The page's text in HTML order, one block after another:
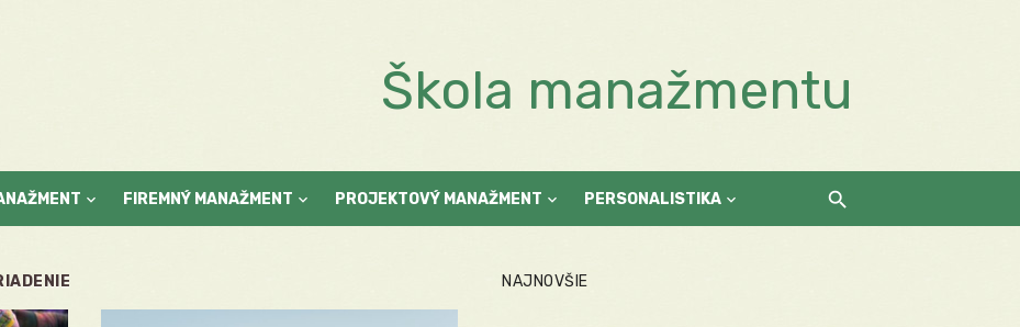
Škola manažmentu
FIREMNÝ MANAŽMENT PROJEKTOVÝ MANAŽMENT PERSONALISTIKA
NAJNOVŠIE